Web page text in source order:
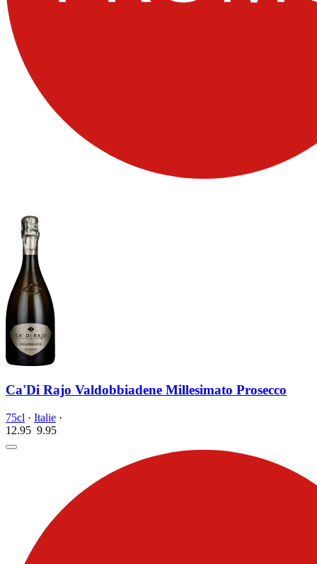
Ca'Di Rajo Valdobbiadene Millesimato Prosecco
75cl · Italie ·
12.95 9.95